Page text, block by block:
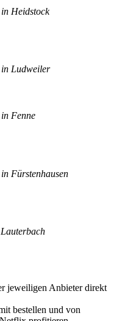
Heidstock
Ludweiler
Fenne
Fürstenhausen
jeweiligen Anbieter direkt
bestellen und von